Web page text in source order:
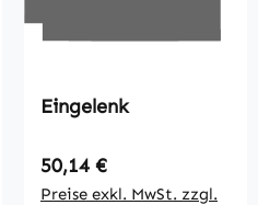
Eingelenk
Regulärer Preis:
50,14 €
Preise exkl. MwSt. zzgl.